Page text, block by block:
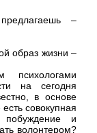
–
образ жизни –
психологами
на сегодня
в основе
совокупная
побуждение и
волонтером?